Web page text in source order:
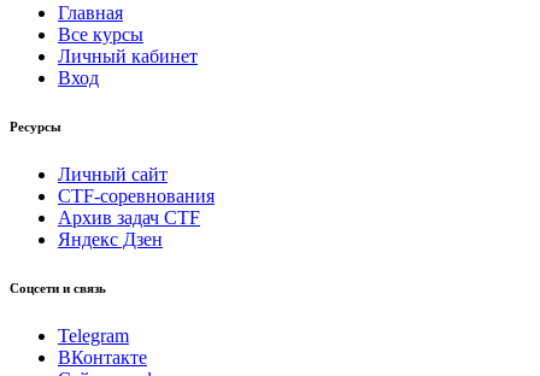
Главная
Все курсы
Личный кабинет
Вход
Ресурсы
Личный сайт
CTF-соревнования
Архив задач CTF
Яндекс Дзен
Соцсети и связь
Telegram
ВКонтакте